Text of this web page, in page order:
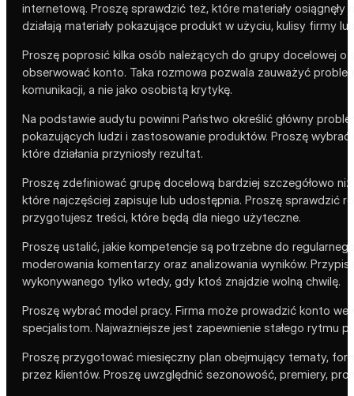
internetową. Proszę sprawdzić też, które materiały
działają materiały pokazujące produkt w użyciu, kulisy firmy
Proszę poprosić kilka osób należących do grupy docelowej o
obserwować konto. Taka rozmowa pozwala zauważyć
komunikacji, a nie jako osobistą krytykę.
Na podstawie audytu powinni Państwo określić główny
pokazujących ludzi i zastosowanie produktów. Proszę
które działania przyniosły rezultat.
Proszę zdefiniować grupę docelową bardziej szczegółowo
które najczęściej zapisuje lub udostępnia. Proszę sprawdzić
przygotujesz treści, które będą dla niego użyteczne.
Proszę ustalić, jakie kompetencje są potrzebne do
moderowania komentarzy oraz analizowania wyników.
wykonywanego tylko wtedy, gdy ktoś znajdzie wolną chwilę.
Proszę wybrać model pracy. Firma może prowadzić konto
specjalistom. Najważniejsze jest zapewnienie stałego rytmu
Proszę przygotować miesięczny plan obejmujący tematy,
przez klientów. Proszę uwzględnić sezonowość, premiery,